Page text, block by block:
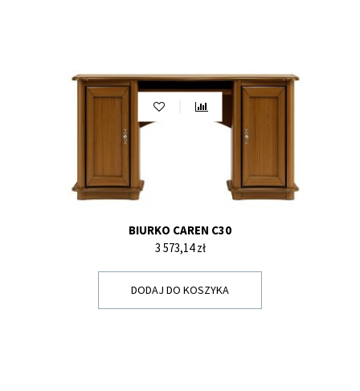
BIURKO CAREN C30
Cena
3 573,14 zł
DODAJ DO KOSZYKA